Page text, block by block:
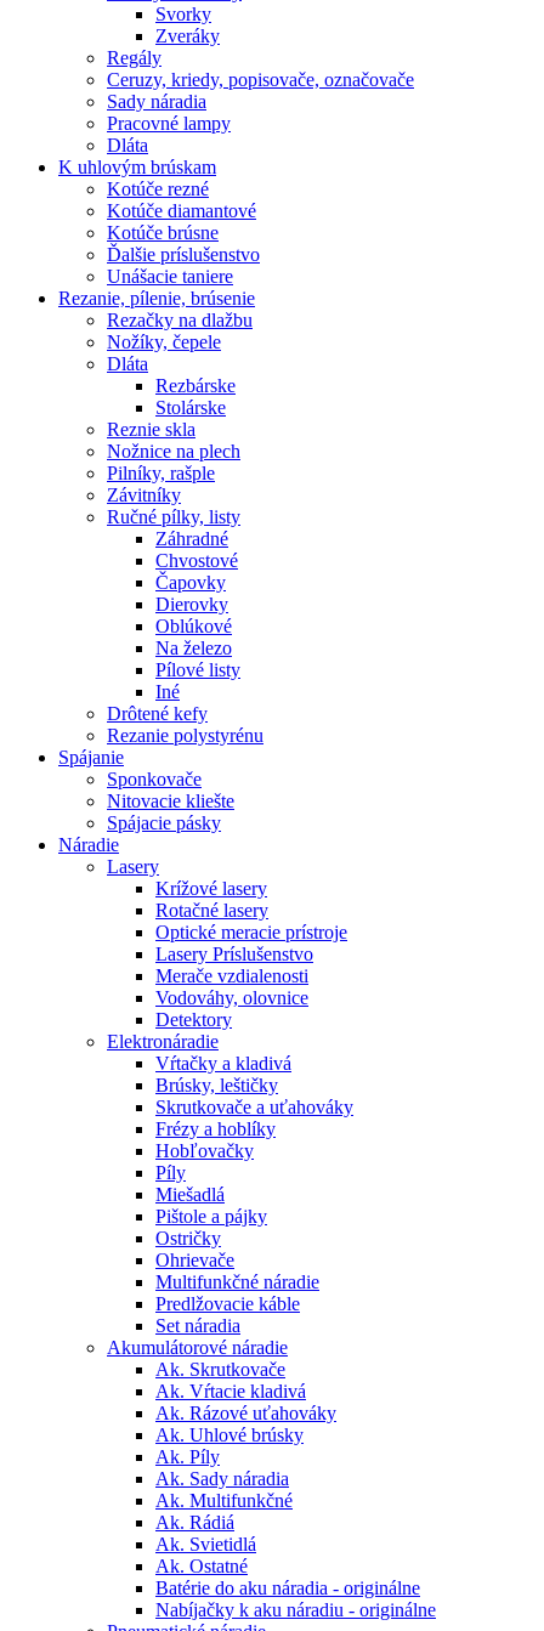
Svorky
Zveráky
Regály
Ceruzy, kriedy, popisovače, označovače
Sady náradia
Pracovné lampy
Dláta
K uhlovým brúskam
Kotúče rezné
Kotúče diamantové
Kotúče brúsne
Ďalšie príslušenstvo
Unášacie taniere
Rezanie, pílenie, brúsenie
Rezačky na dlažbu
Nožíky, čepele
Dláta
Rezbárske
Stolárske
Reznie skla
Nožnice na plech
Pilníky, rašple
Závitníky
Ručné pílky, listy
Záhradné
Chvostové
Čapovky
Dierovky
Oblúkové
Na železo
Pílové listy
Iné
Drôtené kefy
Rezanie polystyrénu
Spájanie
Sponkovače
Nitovacie kliešte
Spájacie pásky
Náradie
Lasery
Krížové lasery
Rotačné lasery
Optické meracie prístroje
Lasery Príslušenstvo
Merače vzdialenosti
Vodováhy, olovnice
Detektory
Elektronáradie
Vŕtačky a kladivá
Brúsky, leštičky
Skrutkovače a uťahováky
Frézy a hoblíky
Hobľovačky
Píly
Miešadlá
Pištole a pájky
Ostričky
Ohrievače
Multifunkčné náradie
Predlžovacie káble
Set náradia
Akumulátorové náradie
Ak. Skrutkovače
Ak. Vŕtacie kladivá
Ak. Rázové uťahováky
Ak. Uhlové brúsky
Ak. Píly
Ak. Sady náradia
Ak. Multifunkčné
Ak. Rádiá
Ak. Svietidlá
Ak. Ostatné
Batérie do aku náradia - originálne
Nabíjačky k aku náradiu - originálne